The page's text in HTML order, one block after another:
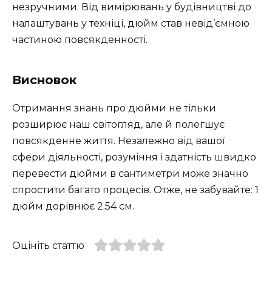
незручними. Від вимірювань у будівництві до
налаштувань у техніці, дюйм став невід’ємною
частиною повсякденності.
Висновок
Отримання знань про дюйми не тільки
розширює наш світогляд, але й полегшує
повсякденне життя. Незалежно від вашої
сфери діяльності, розуміння і здатність швидко
перевести дюйми в сантиметри може значно
спростити багато процесів. Отже, не забувайте: 1
дюйм дорівнює 2.54 см.
Оцініть статтю